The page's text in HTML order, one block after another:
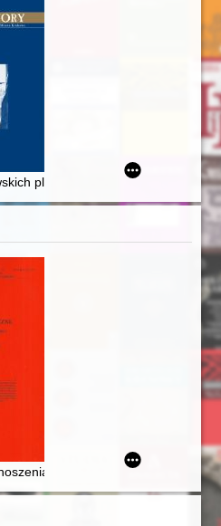
do systemu Archiwum
: praca zbiorowa
plantacji : Planty w twórczości
świętej Katarzyny
krzyżackiego murowanego